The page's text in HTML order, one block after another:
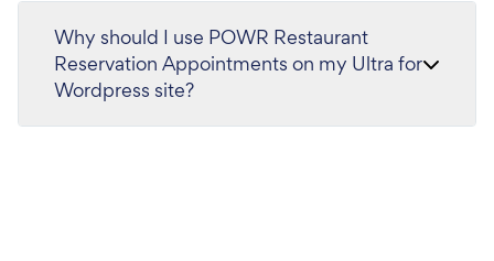
Why should I use POWR Restaurant
Reservation Appointments on my Ultra for
Wordpress site?